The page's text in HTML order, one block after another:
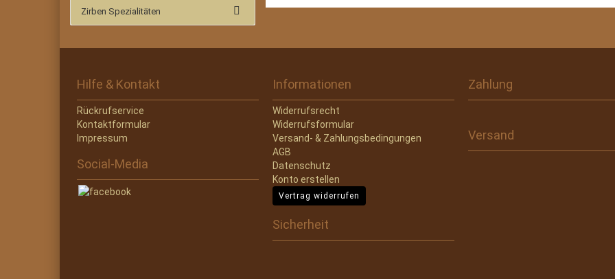
Zirben Spezialitäten
Hilfe & Kontakt
Rückrufservice
Kontaktformular
Impressum
Social-Media
Informationen
Widerrufsrecht
Widerrufsformular
Versand- & Zahlungsbedingungen
AGB
Datenschutz
Konto erstellen
Vertrag widerrufen
Sicherheit
Zahlung
Versand